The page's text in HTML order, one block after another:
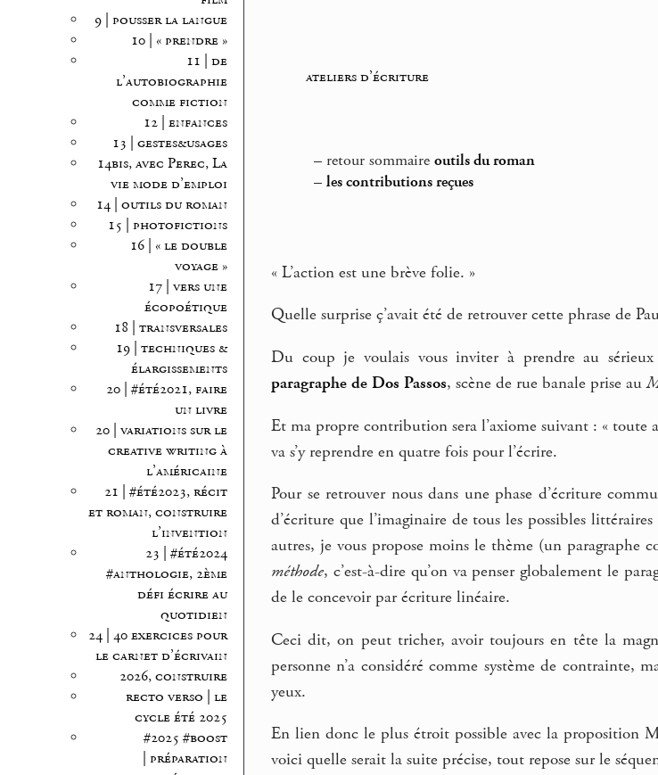
9 | pousser la langue
10 | « prendre »
11 | de
l’autobiographie
comme fiction
12 | enfances
13 | gestes&usages
14bis, avec Perec, La
vie mode d’emploi
14 | outils du roman
15 | photofictions
16 | « le double
voyage »
17 | vers une
écopoétique
18 | transversales
19 | techniques &
élargissements
20 | #été2021, faire
un livre
20 | variations sur le
creative writing à
l’américaine
21 | #été2023, récit
et roman, construire
l’invention
23 | #été2024
#anthologie, 2ème
défi écrire au
quotidien
24 | 40 exercices pour
le carnet d’écrivain
2026, construire
recto verso | le
cycle été 2025
#2025 #boost
| préparation
ateliers d’écriture
– retour sommaire outils du roman
– les contributions reçues
« L’action est une brève folie. »
Quelle surprise ç’avait été de retrouver cette phrase de
Du coup je voulais vous inviter à prendre au
paragraphe de Dos Passos, scène de rue banale prise au
Et ma propre contribution sera l’axiome suivant : « toute
va s’y reprendre en quatre fois pour l’écrire.
Pour se retrouver nous dans une phase d’écriture
d’écriture que l’imaginaire de tous les possibles
autres, je vous propose moins le thème (un paragraphe
méthode, c’est-à-dire qu’on va penser globalement le
de le concevoir par écriture linéaire.
Ceci dit, on peut tricher, avoir toujours en tête la
personne n’a considéré comme système de contrainte,
yeux.
En lien donc le plus étroit possible avec la proposition
voici quelle serait la suite précise, tout repose sur le